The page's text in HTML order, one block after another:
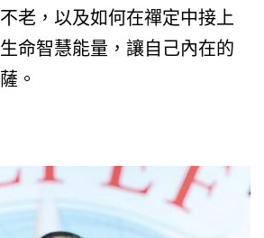
老，以及如何在禪定中接上
命智慧能量，讓自己內在的
。